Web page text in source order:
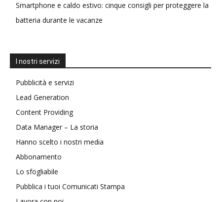
Smartphone e caldo estivo: cinque consigli per proteggere la
batteria durante le vacanze
I nostri servizi
Pubblicità e servizi
Lead Generation
Content Providing
Data Manager – La storia
Hanno scelto i nostri media
Abbonamento
Lo sfogliabile
Pubblica i tuoi Comunicati Stampa